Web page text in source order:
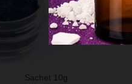
Sachet 10g